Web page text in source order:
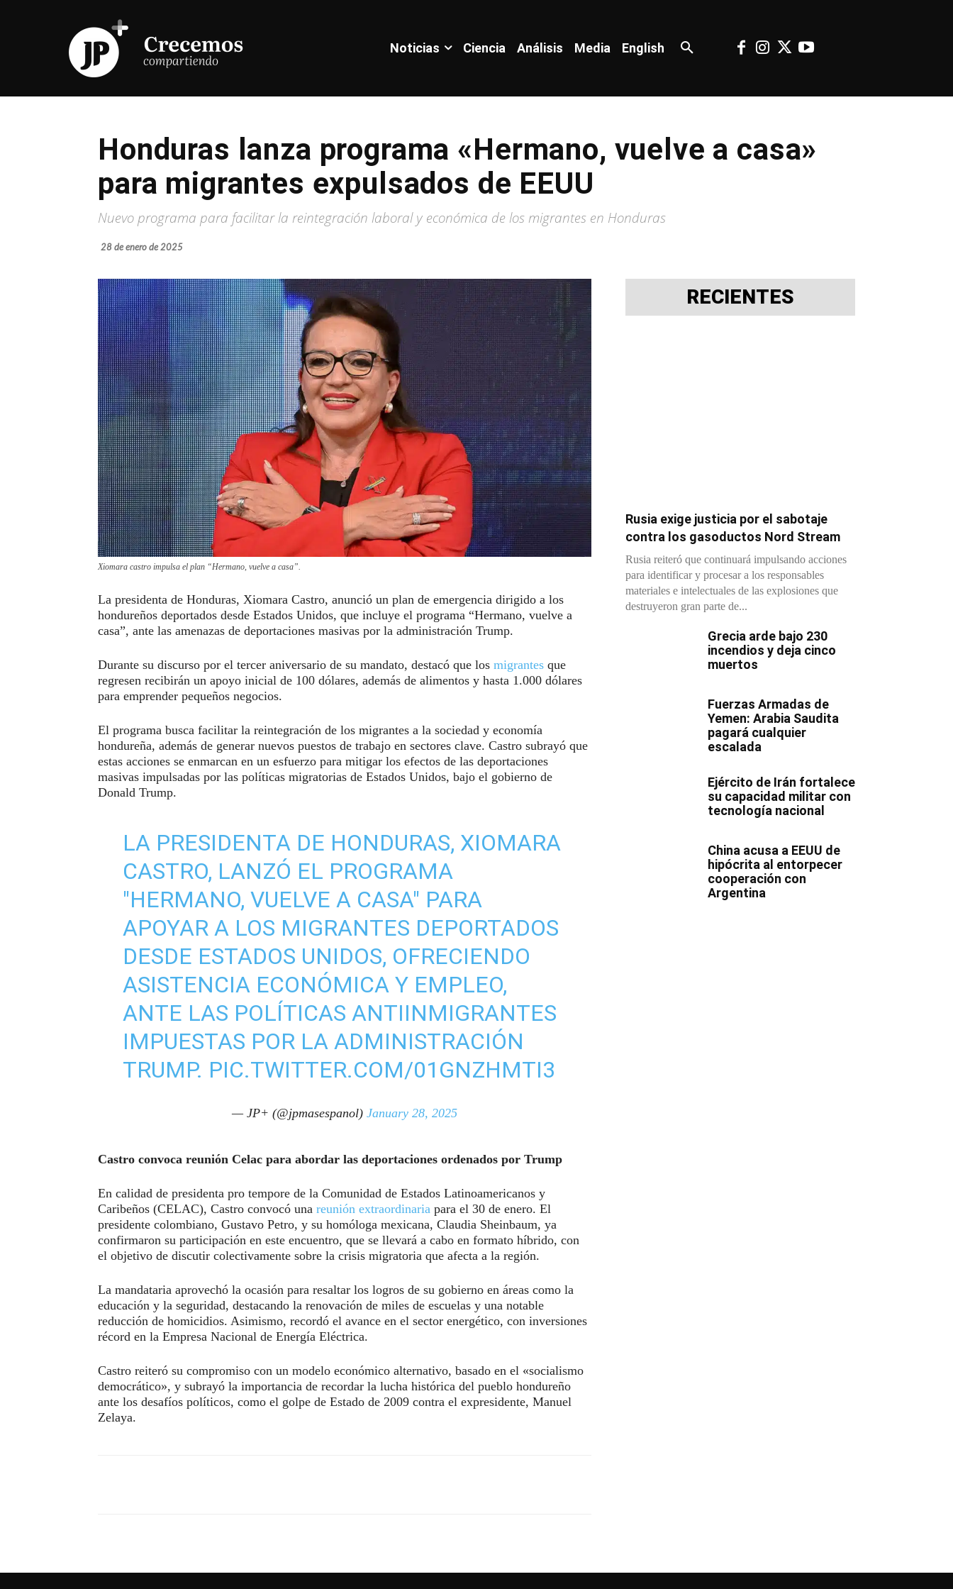
Noticias Ciencia Análisis Media English
Honduras lanza programa «Hermano, vuelve a casa»
para migrantes expulsados de EEUU
Nuevo programa para facilitar la reintegración laboral y económica de los migrantes en Honduras
28 de enero de 2025
Xiomara castro impulsa el plan “Hermano, vuelve a casa”.
La presidenta de Honduras, Xiomara Castro, anunció un plan de emergencia dirigido a los
hondureños deportados desde Estados Unidos, que incluye el programa “Hermano, vuelve a
casa”, ante las amenazas de deportaciones masivas por la administración Trump.
Durante su discurso por el tercer aniversario de su mandato, destacó que los migrantes que
regresen recibirán un apoyo inicial de 100 dólares, además de alimentos y hasta 1.000 dólares
para emprender pequeños negocios.
El programa busca facilitar la reintegración de los migrantes a la sociedad y economía
hondureña, además de generar nuevos puestos de trabajo en sectores clave. Castro subrayó que
estas acciones se enmarcan en un esfuerzo para mitigar los efectos de las deportaciones
masivas impulsadas por las políticas migratorias de Estados Unidos, bajo el gobierno de
Donald Trump.
LA PRESIDENTA DE HONDURAS, XIOMARA
CASTRO, LANZÓ EL PROGRAMA
"HERMANO, VUELVE A CASA" PARA
APOYAR A LOS MIGRANTES DEPORTADOS
DESDE ESTADOS UNIDOS, OFRECIENDO
ASISTENCIA ECONÓMICA Y EMPLEO,
ANTE LAS POLÍTICAS ANTIINMIGRANTES
IMPUESTAS POR LA ADMINISTRACIÓN
TRUMP. PIC.TWITTER.COM/01GNZHMTI3
— JP+ (@jpmasespanol) January 28, 2025
Castro convoca reunión Celac para abordar las deportaciones ordenados por Trump
En calidad de presidenta pro tempore de la Comunidad de Estados Latinoamericanos y
Caribeños (CELAC), Castro convocó una reunión extraordinaria para el 30 de enero. El
presidente colombiano, Gustavo Petro, y su homóloga mexicana, Claudia Sheinbaum, ya
confirmaron su participación en este encuentro, que se llevará a cabo en formato híbrido, con
el objetivo de discutir colectivamente sobre la crisis migratoria que afecta a la región.
La mandataria aprovechó la ocasión para resaltar los logros de su gobierno en áreas como la
educación y la seguridad, destacando la renovación de miles de escuelas y una notable
reducción de homicidios. Asimismo, recordó el avance en el sector energético, con inversiones
récord en la Empresa Nacional de Energía Eléctrica.
Castro reiteró su compromiso con un modelo económico alternativo, basado en el «socialismo
democrático», y subrayó la importancia de recordar la lucha histórica del pueblo hondureño
ante los desafíos políticos, como el golpe de Estado de 2009 contra el expresidente, Manuel
Zelaya.
RECIENTES
Rusia exige justicia por el sabotaje
contra los gasoductos Nord Stream
Rusia reiteró que continuará impulsando acciones
para identificar y procesar a los responsables
materiales e intelectuales de las explosiones que
destruyeron gran parte de...
Grecia arde bajo 230
incendios y deja cinco
muertos
Fuerzas Armadas de
Yemen: Arabia Saudita
pagará cualquier
escalada
Ejército de Irán fortalece
su capacidad militar con
tecnología nacional
China acusa a EEUU de
hipócrita al entorpecer
cooperación con
Argentina